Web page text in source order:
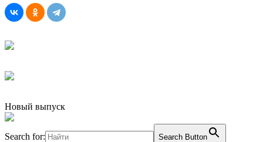
Новый выпуск
Search for: Search Button